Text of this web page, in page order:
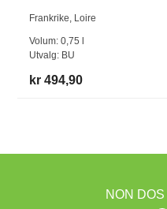
Frankrike, Loire
Volum:0,75
Utvalg: BU
kr 494,90
NON DOS